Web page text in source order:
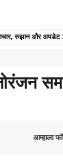
रुझान और
आम्हाला